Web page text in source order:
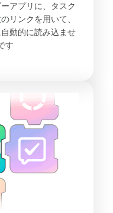
アプリに、タスク
リンクを用いて、
動的に読み込ませ
す